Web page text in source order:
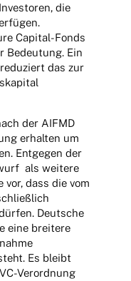
die
Capi­tal-Fonds
Bedeu­tung. Ein
das zur
der AIFMD
erhal­ten um
Entge­gen der
als weitere
dass die vom
Deut­sche
eine brei­tere
Es bleibt
Verord­nung